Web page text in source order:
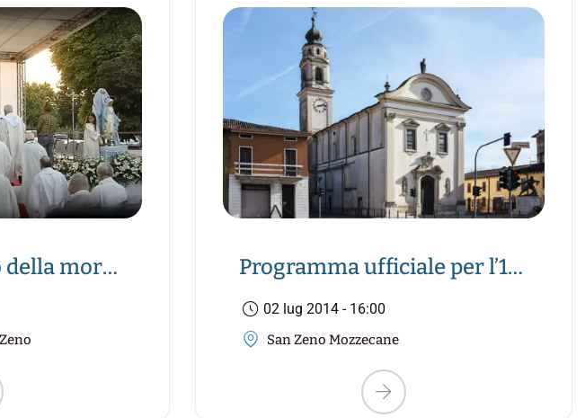
della morte
Programma ufficiale per l’11°
Mozzecane
02 lug 2014 - 16:00
San Zeno Mozzecane